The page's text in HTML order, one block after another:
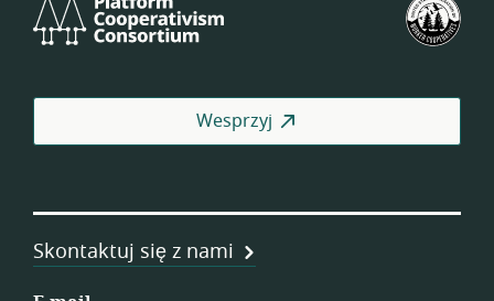
Cooperativism
Wesprzyj
Skontaktuj się z nami